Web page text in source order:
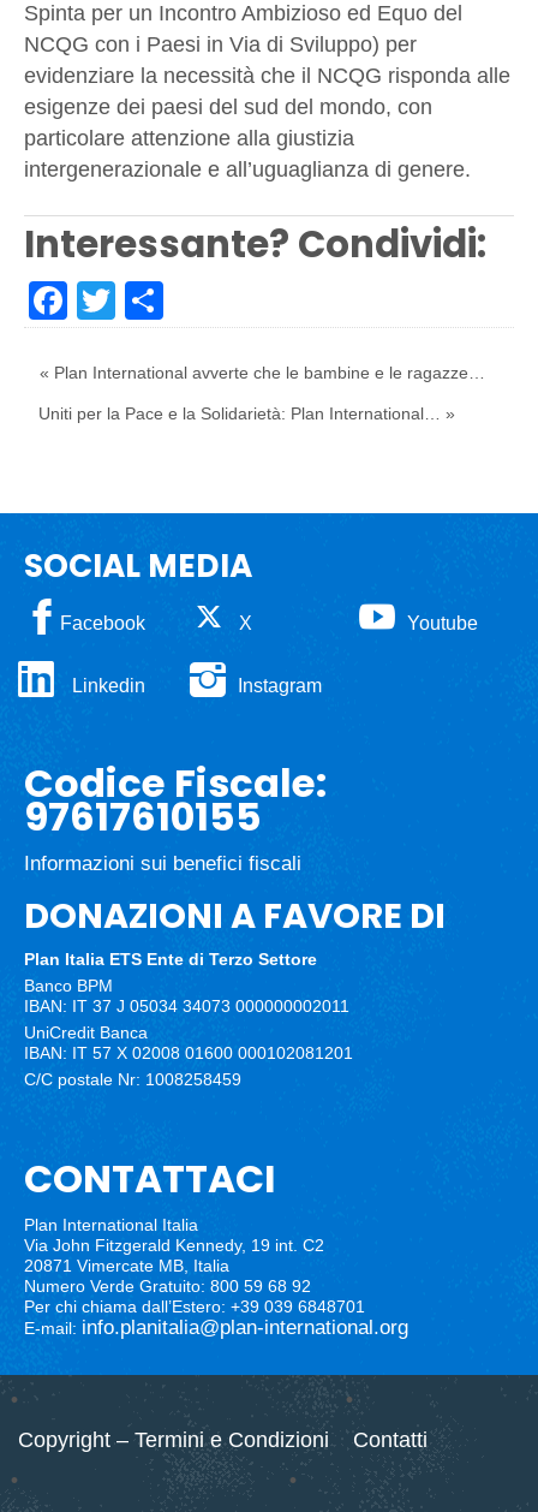
Spinta per un Incontro Ambizioso ed Equo del
NCQG con i Paesi in Via di Sviluppo) per
evidenziare la necessità che il NCQG risponda alle
esigenze dei paesi del sud del mondo, con
particolare attenzione alla giustizia
intergenerazionale e all’uguaglianza di genere.
Interessante? Condividi:
Facebook
Twitter
« Plan International avverte che le bambine e le ragazze…
Uniti per la Pace e la Solidarietà: Plan International… »
SOCIAL MEDIA
Facebook X Youtube
Linkedin Instagram
Codice Fiscale:
97617610155
Informazioni sui benefici fiscali
DONAZIONI A FAVORE DI
Plan Italia ETS Ente di Terzo Settore
Banco BPM
IBAN: IT 37 J 05034 34073 000000002011
UniCredit Banca
IBAN: IT 57 X 02008 01600 000102081201
C/C postale Nr: 1008258459
CONTATTACI
Plan International Italia
Via John Fitzgerald Kennedy, 19 int. C2
20871 Vimercate MB, Italia
Numero Verde Gratuito: 800 59 68 92
Per chi chiama dall’Estero: +39 039 6848701
E-mail: info.planitalia@plan-international.org
Copyright – Termini e Condizioni Contatti